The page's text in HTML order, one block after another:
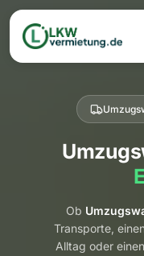
Ob
Transporte,
Alltag oder